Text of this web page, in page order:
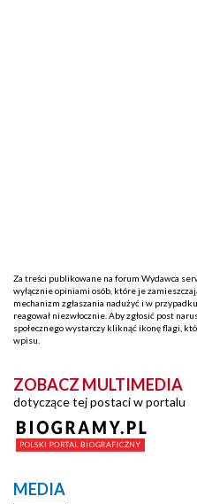
Za treści publikowane na forum Wydawca
wyłącznie opiniami osób, które je
mechanizm zgłaszania nadużyć i w
reagował niezwłocznie. Aby zgłosić post
społecznego wystarczy kliknąć ikonę flagi,
wpisu.
ZOBACZ MULTIMEDIA
dotyczące tej postaci w portalu
MEDIA